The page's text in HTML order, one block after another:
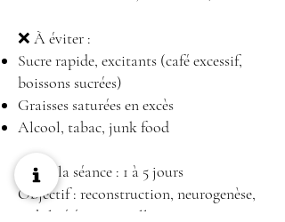
❌ À éviter :
Sucre rapide, excitants (café excessif,
boissons sucrées)
Graisses saturées en excès
Alcool, tabac, junk food
Après la séance : 1 à 5 jours
Objectif : reconstruction, neurogenèse,
stabilité émotionnelle et protection